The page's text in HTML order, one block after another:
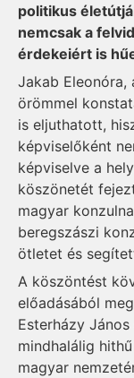
politikus
nemcsak a
érdekeiért is
Jakab Eleonóra,
örömmel
is eljuthatott,
képviselőként
képviselve a
köszönetét
magyar
beregszászi
ötletet és
A köszöntést
előadásából
Esterházy
mindhalálig
magyar